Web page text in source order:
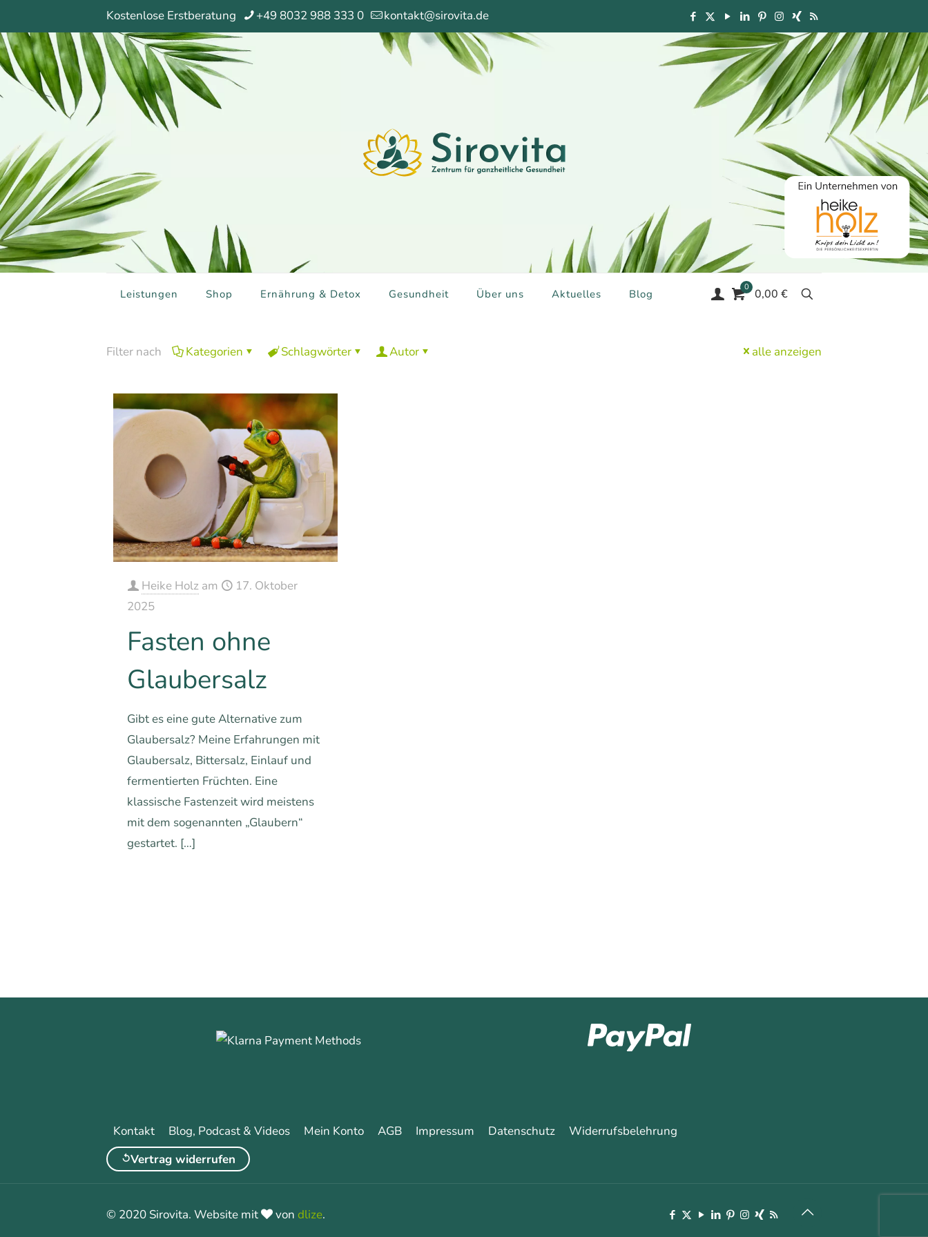
Kostenlose Erstberatung +49 8032 988 333 0 kontakt@sirovita.de
Leistungen Shop Ernährung & Detox Gesundheit Über uns Aktuelles Blog
0 0,00 €
Filter nach Kategorien Schlagwörter Autor alle anzeigen
Heike Holz am
17. Oktober
2025
Fasten ohne
Glaubersalz
Gibt es eine gute Alternative zum
Glaubersalz? Meine Erfahrungen mit
Glaubersalz, Bittersalz, Einlauf und
fermentierten Früchten. Eine
klassische Fastenzeit wird meistens
mit dem sogenannten „Glaubern“
gestartet. […]
Kontakt Blog, Podcast & Videos Mein Konto AGB Impressum Datenschutz
Widerrufsbelehrung
Vertrag widerrufen
© 2020 Sirovita. Website mit von dlize.